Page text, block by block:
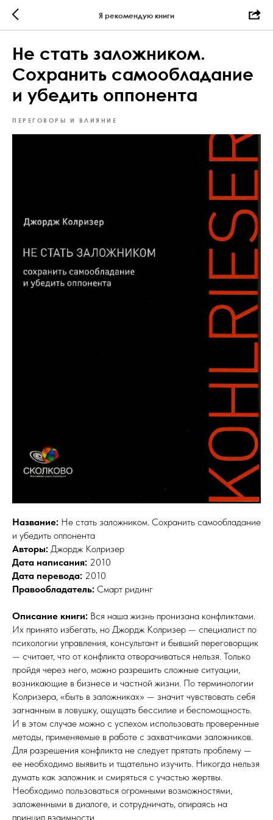
Я рекомендую книги
Не стать заложником.
Сохранить самообладание
и убедить оппонента
ПЕРЕГОВОРЫ И ВЛИЯНИЕ
Название: Не стать заложником. Сохранить самообладание
и убедить оппонента
Авторы: Джордж Колризер
Дата написания: 2010
Дата перевода: 2010
Правообладатель: Смарт ридинг
Описание книги: Вся наша жизнь пронизана конфликтами.
Их принято избегать, но Джордж Колризер — специалист по
психологии управления, консультант и бывший переговорщик
— считает, что от конфликта отворачиваться нельзя. Только
пройдя через него, можно разрешить сложные ситуации,
возникающие в бизнесе и частной жизни. По терминологии
Колризера, «быть в заложниках» — значит чувствовать себя
загнанным в ловушку, ощущать бессилие и беспомощность.
И в этом случае можно с успехом использовать проверенные
методы, применяемые в работе с захватчиками заложников.
Для разрешения конфликта не следует прятать проблему —
ее необходимо выявить и тщательно изучить. Никогда нельзя
думать как заложник и смиряться с участью жертвы.
Необходимо пользоваться огромными возможностями,
заложенными в диалоге, и сотрудничать, опираясь на
принцип взаимности.